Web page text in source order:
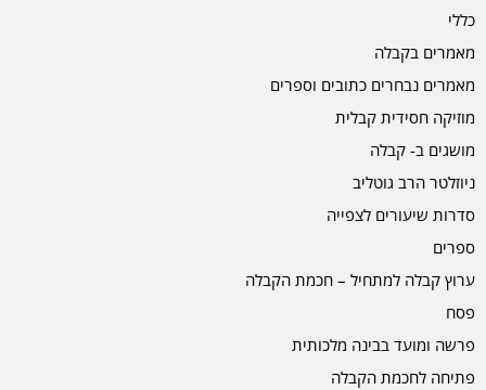
כללי
מאמרים בקבלה
מאמרים נבחרים כתובים וספרים
מוזיקה חסידית קבלית
מושגים ב- קבלה
ניוזלטר הרב גוטליב
סדרות שיעורים לצפייה
ספרים
ערוץ קבלה למתחיל – חכמת הקבלה
פסח
פרשה ומועד בבינה מלכותית
פתיחה לחכמת הקבלה